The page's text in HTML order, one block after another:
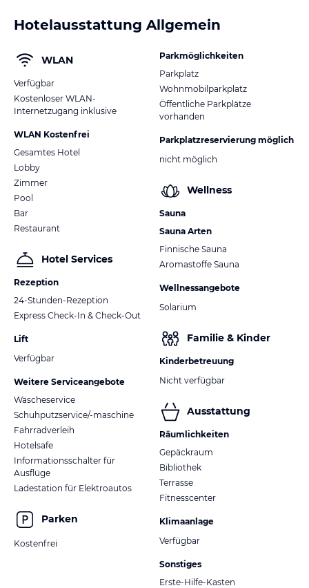
Hotelausstattung Allgemein
WLAN
Verfügbar
Kostenloser WLAN-
Internetzugang inklusive
WLAN Kostenfrei
Gesamtes Hotel
Lobby
Zimmer
Pool
Bar
Restaurant
Hotel Services
Rezeption
24-Stunden-Rezeption
Express Check-In & Check-Out
Lift
Verfügbar
Weitere Serviceangebote
Wäscheservice
Schuhputzservice/-maschine
Fahrradverleih
Hotelsafe
Informationsschalter für
Ausflüge
Ladestation für Elektroautos
Parken
Kostenfrei
Parkmöglichkeiten
Parkplatz
Wohnmobilparkplatz
Öffentliche Parkplätze
vorhanden
Parkplatzreservierung möglich
nicht möglich
Wellness
Sauna
Sauna Arten
Finnische Sauna
Aromastoffe Sauna
Wellnessangebote
Solarium
Familie & Kinder
Kinderbetreuung
Nicht verfügbar
Ausstattung
Räumlichkeiten
Gepäckraum
Bibliothek
Terrasse
Fitnesscenter
Klimaanlage
Verfügbar
Sonstiges
Erste-Hilfe-Kasten